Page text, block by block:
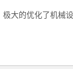
大的优化了机